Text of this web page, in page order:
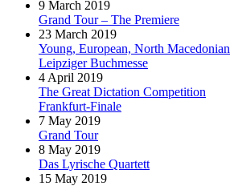
9 March 2019
Grand Tour – The Premiere
23 March 2019
Young, European, North Macedonian
Leipziger Buchmesse
4 April 2019
The Great Dictation Competition
Frankfurt-Finale
7 May 2019
Grand Tour
8 May 2019
Das Lyrische Quartett
15 May 2019